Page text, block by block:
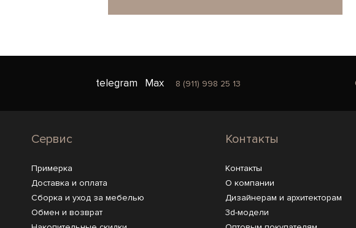
telegram Max 8 (911) 998 25 13
Сервис
Примерка
Доставка и оплата
Сборка и уход за мебелью
Обмен и возврат
Контакты
Контакты
О компании
Дизайнерам и архитекторам
3d-модели